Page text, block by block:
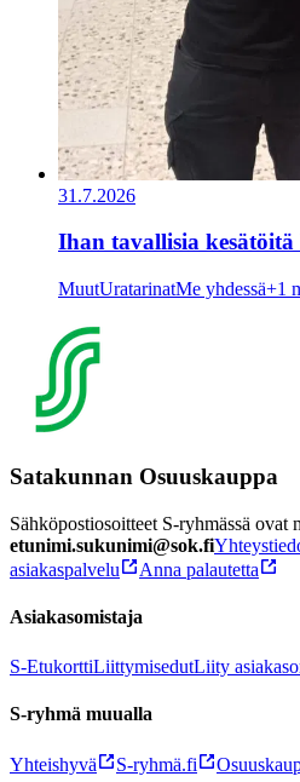
31.7.2026
Ihan tavallisia kesätöitä
MuutUratarinatMe yhdessä+1
Satakunnan Osuuskauppa
Sähköpostiosoitteet S-ryhmässä ovat
etunimi.sukunimi@sok.fi
asiakaspalvelu
Anna palautetta
Asiakasomistaja
S-EtukorttiLiittymisedutLiity
S-ryhmä muualla
Yhteishyvä S-ryhmä.fi